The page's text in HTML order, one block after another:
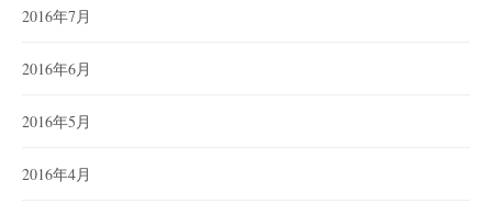
2016年7月
2016年6月
2016年5月
2016年4月